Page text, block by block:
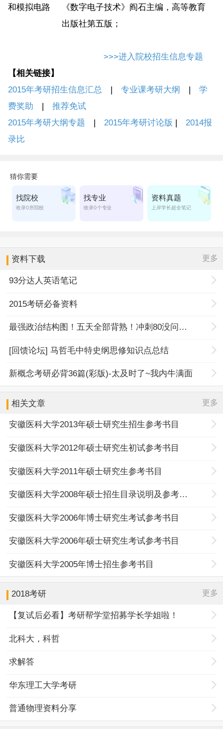
和模拟电路
《数字电子技术》阎石主编，高等教育
出版社第五版；
>>>进入院校招生信息专题
【相关链接】
2015年考研招生信息汇总 | 专业课考研大纲 | 学
费奖助 | 推荐免试
2015年考研大纲专题 | 2015年考研讨论版 | 2014报
录比
资料下载 更多
93分达人英语笔记
2015考研必备资料
最强政治结构图！五天全部背熟！冲刺80没问题！
[回馈论坛] 马哲毛中特史纲思修知识点总结
新概念考研必背36篇(彩版)-太及时了~我内牛满面
相关文章 更多
安徽医科大学2013年硕士研究生招生参考书目
安徽医科大学2012年硕士研究生初试参考书目
安徽医科大学2011年硕士研究生参考书目
安徽医科大学2008年硕士招生目录说明及参考书目
安徽医科大学2006年博士研究生考试参考书目
安徽医科大学2006年硕士研究生考试参考书目
安徽医科大学2005年博士招生参考书目
2018考研 更多
【复试后必看】考研帮学堂招募学长学姐啦！
北科大，科哲
求解答
华东理工大学考研
普通物理资料分享